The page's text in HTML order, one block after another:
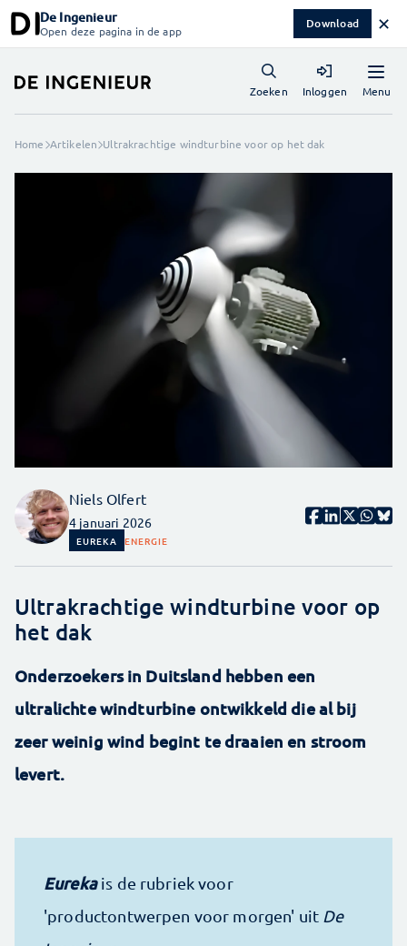
De Ingenieur
Open deze pagina in de app Download ✕
Menu
Zoeken Inloggen
Home Artikelen Ultrakrachtige windturbine voor op het dak
Niels Olfert
4 januari 2026
EUREKA ENERGIE
Ultrakrachtige windturbine voor op
het dak
Onderzoekers in Duitsland hebben een
ultralichte windturbine ontwikkeld die al bij
zeer weinig wind begint te draaien en stroom
levert.
Eurekais de rubriek voor
'productontwerpen voor morgen' uit De